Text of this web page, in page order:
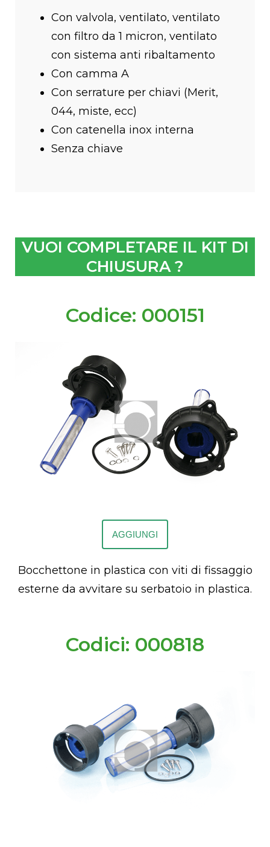
Con valvola, ventilato, ventilato
con filtro da 1 micron, ventilato
con sistema anti ribaltamento
Con camma A
Con serrature per chiavi (Merit,
044, miste, ecc)
Con catenella inox interna
Senza chiave
VUOI COMPLETARE IL KIT DI
CHIUSURA ?
Codice: 000151
AGGIUNGI
Bocchettone in plastica con viti di fissaggio
esterne da avvitare su serbatoio in plastica.
Codici: 000818